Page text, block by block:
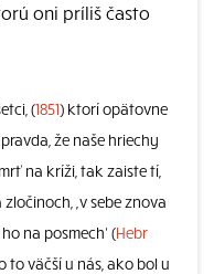
oni príliš často
(1851) ktorí opätovne
že naše hriechy
na kríži, tak zaiste tí,
,v sebe znova
na posmech‘ (Hebr
to väčší u nás, ako bol u